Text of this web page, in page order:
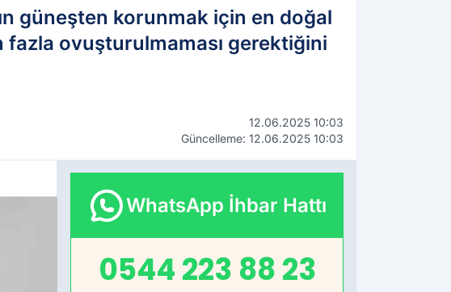
güneşten korunmak için en doğal
fazla ovuşturulmaması gerektiğini
12.06.2025 10:03
Güncelleme: 12.06.2025 10:03
WhatsApp İhbar Hattı
0544 223 88 23